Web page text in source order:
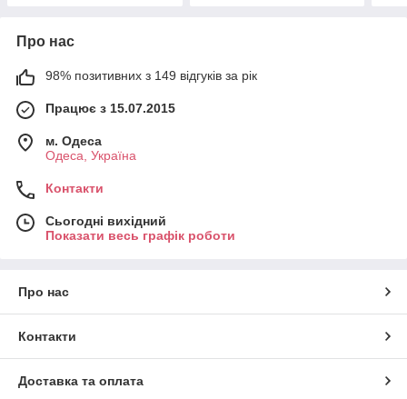
Про нас
98% позитивних з 149 відгуків за рік
Працює з 15.07.2015
м. Одеса
Одеса, Україна
Контакти
Сьогодні вихідний
Показати весь графік роботи
Про нас
Контакти
Доставка та оплата